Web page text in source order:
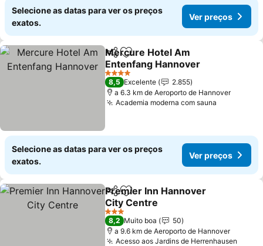
Selecione as datas para ver os preços
exatos.
Ver preços
PartilharAdicionar aos favoritos
Mercure Hotel Am
Entenfang Hannover
4 Estrelas
8,5 Excelente
2.855
a 6.3 km de Aeroporto de Hannover
Academia moderna com sauna
Selecione as datas para ver os preços
exatos.
Ver preços
PartilharAdicionar aos favoritos
Premier Inn Hannover
City Centre
3 Estrelas
8,2 Muito boa
50
a 9.6 km de Aeroporto de Hannover
Acesso aos Jardins de Herrenhausen